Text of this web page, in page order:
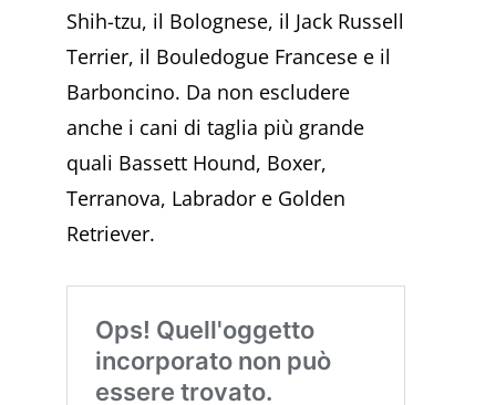
Shih-tzu, il Bolognese, il Jack Russell
Terrier, il Bouledogue Francese e il
Barboncino. Da non escludere
anche i cani di taglia più grande
quali Bassett Hound, Boxer,
Terranova, Labrador e Golden
Retriever.